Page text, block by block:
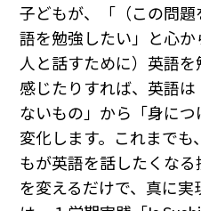
子どもが、「（この問
語を勉強したい」と心
人と話すために）英語
感じたりすれば、英語
ないもの」から「身に
変化します。これまで
もが英語を話したくな
を変えるだけで、真に